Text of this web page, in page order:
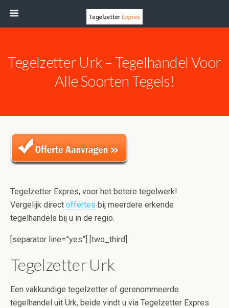
Tegelzetter Urk – Tegelhandel Voor
Alle Soorten Tegels!
Tegelzetter Expres, voor het betere tegelwerk!
Vergelijk direct offertes bij meerdere erkende
tegelhandels bij u in de regio.
[separator line=”yes”] [two_third]
Tegelzetter Urk
Een vakkundige tegelzetter of gerenommeerde
tegelhandel uit Urk, beide vindt u via Tegelzetter Expres